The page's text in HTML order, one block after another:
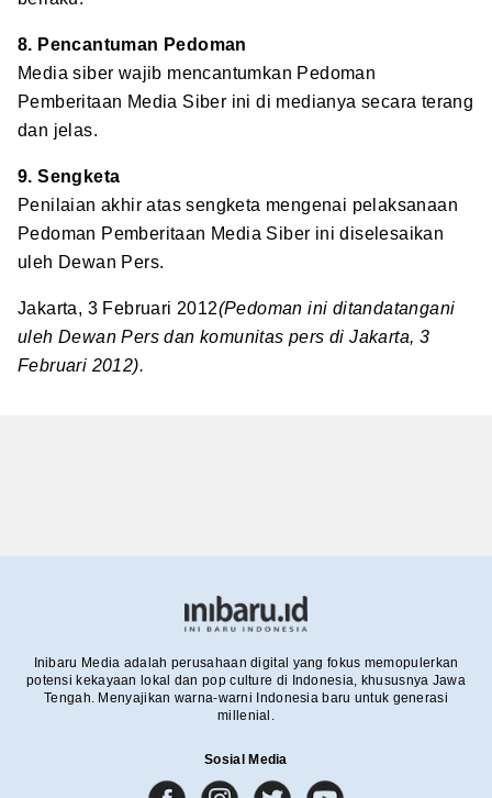
8. Pencantuman Pedoman
Media siber wajib mencantumkan Pedoman
Pemberitaan Media Siber ini di medianya secara terang
dan jelas.
9. Sengketa
Penilaian akhir atas sengketa mengenai pelaksanaan
Pedoman Pemberitaan Media Siber ini diselesaikan
uleh Dewan Pers.
Jakarta, 3 Februari 2012(Pedoman ini ditandatangani
uleh Dewan Pers dan komunitas pers di Jakarta, 3
Februari 2012).
Inibaru Media adalah perusahaan digital yang fokus memopulerkan
potensi kekayaan lokal dan pop culture di Indonesia, khususnya Jawa
Tengah. Menyajikan warna-warni Indonesia baru untuk generasi
millenial.
Sosial Media